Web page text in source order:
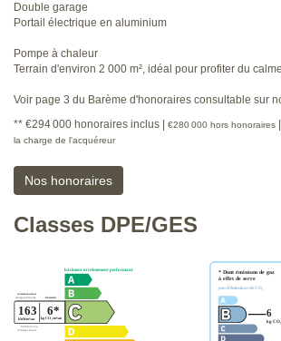
Double garage
Portail électrique en aluminium
Pompe à chaleur
Terrain d'environ 2 000 m², idéal pour profiter du
Voir page 3 du Barème d'honoraires consultable sur
** €294 000 honoraires inclus €280 000 hors honoraires
la charge de l'acquéreur
Nos honoraires
Classes DPE/GES